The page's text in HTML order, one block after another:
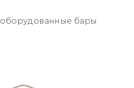
оборудованные бары